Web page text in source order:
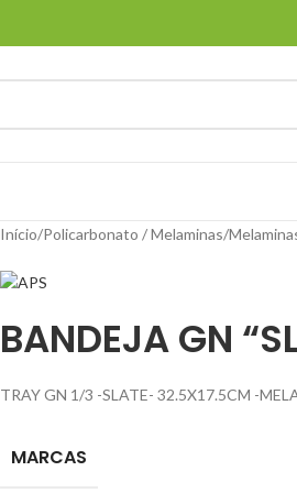
Início/Policarbonato / Melaminas/
BANDEJA GN
TRAY GN 1/3 -SLATE- 32.5X17.5CM -
MARCAS